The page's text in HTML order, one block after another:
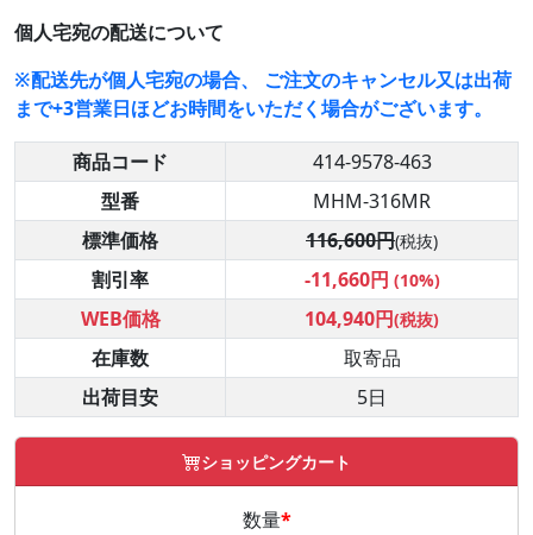
個人宅宛の配送について
※配送先が個人宅宛の場合、 ご注文のキャンセル又は出荷
まで+3営業日ほどお時間をいただく場合がございます。
商品コード
414-9578-463
型番
MHM-316MR
標準価格
116,600円(税抜)
割引率 -11,660円 (10%)
WEB価格 104,940円(税抜)
在庫数
取寄品
出荷目安
5日
ショッピングカート
数量*